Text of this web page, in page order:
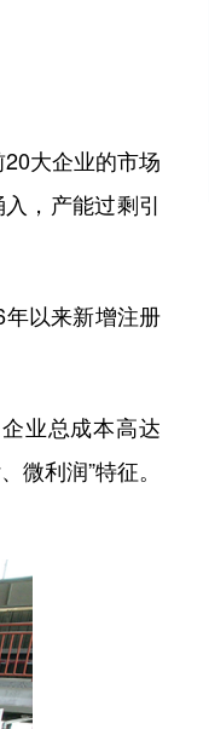
大企业的市场
，产能过剩引
以来新增注册
业总成本高达
利润”特征。